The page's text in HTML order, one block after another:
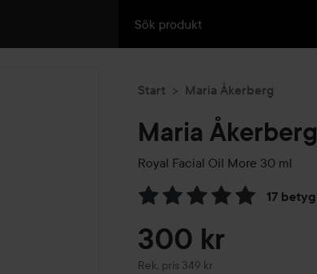
Start Maria Åkerberg
Maria Åkerberg
Royal Facial Oil More 30 ml
17 betyg
Hoppa till Betyg & kommentarer
300 kr
Rek. pris 349 kr
Rekommenderat pris 349 kr